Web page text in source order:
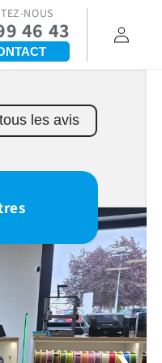
NOUS
46 43 Connexion
les avis